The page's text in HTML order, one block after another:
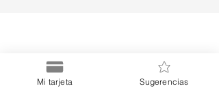
Puerto
Mi tarjeta Sugerencias